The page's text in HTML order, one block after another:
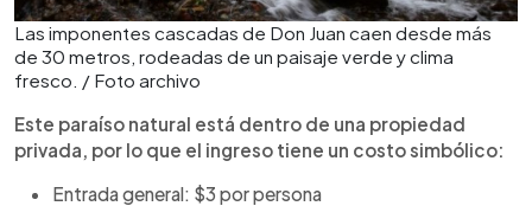
Las imponentes cascadas de Don Juan caen desde más
de 30 metros, rodeadas de un paisaje verde y clima
fresco. / Foto archivo
Este paraíso natural está dentro de una propiedad
privada, por lo que el ingreso tiene un costo simbólico:
Entrada general: $3 por persona